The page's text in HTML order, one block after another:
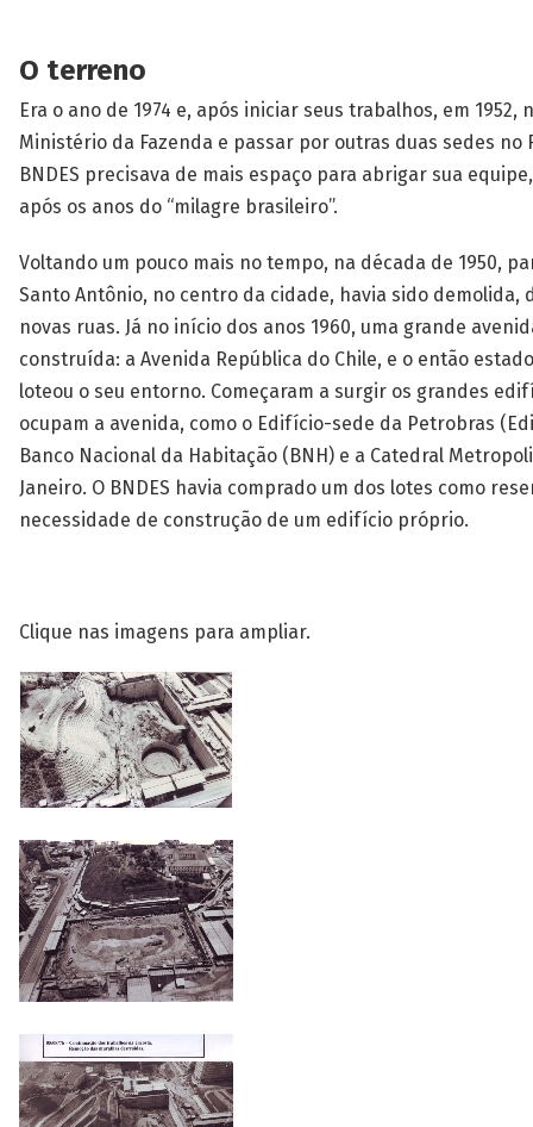
O terreno
Era o ano de 1974 e, após iniciar seus trabalhos, em 1952,
Ministério da Fazenda e passar por outras duas sedes no
BNDES precisava de mais espaço para abrigar sua
após os anos do “milagre brasileiro”.
Voltando um pouco mais no tempo, na década de 1950,
Santo Antônio, no centro da cidade, havia sido demolida,
novas ruas. Já no início dos anos 1960, uma grande
construída: a Avenida República do Chile, e o então
loteou o seu entorno. Começaram a surgir os grandes
ocupam a avenida, como o Edifício-sede da Petrobras
Banco Nacional da Habitação (BNH) e a Catedral
Janeiro. O BNDES havia comprado um dos lotes como
necessidade de construção de um edifício próprio.
Clique nas imagens para ampliar.